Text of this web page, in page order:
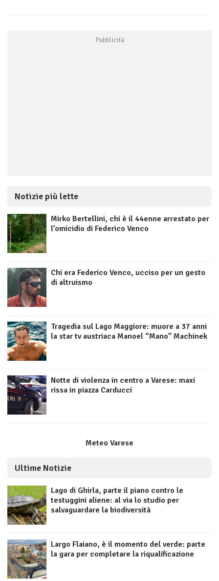
Notizie più lette
Mirko Bertellini, chi è il 44enne arrestato per
l’omicidio di Federico Venco
Chi era Federico Venco, ucciso per un gesto
di altruismo
Tragedia sul Lago Maggiore: muore a 37 anni
la star tv austriaca Manoel “Mano” Machinek
Notte di violenza in centro a Varese: maxi
rissa in piazza Carducci
Meteo Varese
Ultime Notizie
Lago di Ghirla, parte il piano contro le
testuggini aliene: al via lo studio per
salvaguardare la biodiversità
Largo Flaiano, è il momento del verde: parte
la gara per completare la riqualificazione